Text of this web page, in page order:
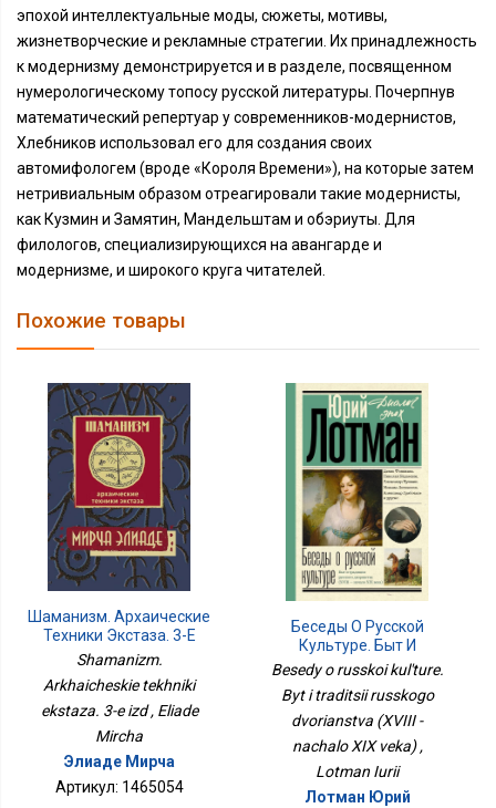
эпохой интеллектуальные моды, сюжеты, мотивы,
жизнетворческие и рекламные стратегии. Их принадлежность
к модернизму демонстрируется и в разделе, посвященном
нумерологическому топосу русской литературы. Почерпнув
математический репертуар у современников-модернистов,
Хлебников использовал его для создания своих
автомифологем (вроде «Короля Времени»), на которые затем
нетривиальным образом отреагировали такие модернисты,
как Кузмин и Замятин, Мандельштам и обэриуты. Для
филологов, специализирующихся на авангарде и
модернизме, и широкого круга читателей.
Похожие товары
Шаманизм. Архаические
Техники Экстаза. 3-Е
Изд
Shamanizm.
Arkhaicheskie tekhniki
ekstaza. 3-e izd , Eliade
Mircha
Элиаде Мирча
Артикул: 1465054
Беседы О Русской
Культуре. Быт И
Традиции Русского
Дворянства (XVIII -
Начало XIX Века)
Besedy o russkoi kul'ture.
Byt i traditsii russkogo
dvorianstva (XVIII -
nachalo XIX veka) ,
Lotman Iurii
Лотман Юрий